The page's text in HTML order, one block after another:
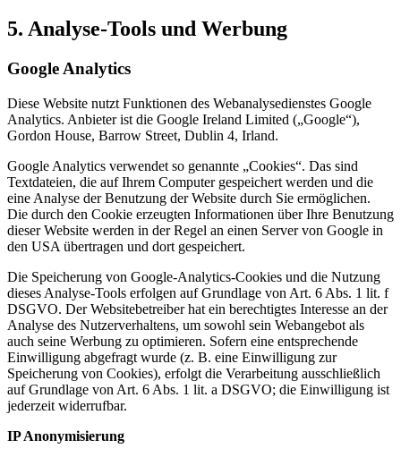
5. Analyse-Tools und Werbung
Google Analytics
Diese Website nutzt Funktionen des Webanalysedienstes Google
Analytics. Anbieter ist die Google Ireland Limited („Google“),
Gordon House, Barrow Street, Dublin 4, Irland.
Google Analytics verwendet so genannte „Cookies“. Das sind
Textdateien, die auf Ihrem Computer gespeichert werden und die
eine Analyse der Benutzung der Website durch Sie ermöglichen.
Die durch den Cookie erzeugten Informationen über Ihre Benutzung
dieser Website werden in der Regel an einen Server von Google in
den USA übertragen und dort gespeichert.
Die Speicherung von Google-Analytics-Cookies und die Nutzung
dieses Analyse-Tools erfolgen auf Grundlage von Art. 6 Abs. 1 lit. f
DSGVO. Der Websitebetreiber hat ein berechtigtes Interesse an der
Analyse des Nutzerverhaltens, um sowohl sein Webangebot als
auch seine Werbung zu optimieren. Sofern eine entsprechende
Einwilligung abgefragt wurde (z. B. eine Einwilligung zur
Speicherung von Cookies), erfolgt die Verarbeitung ausschließlich
auf Grundlage von Art. 6 Abs. 1 lit. a DSGVO; die Einwilligung ist
jederzeit widerrufbar.
IP Anonymisierung